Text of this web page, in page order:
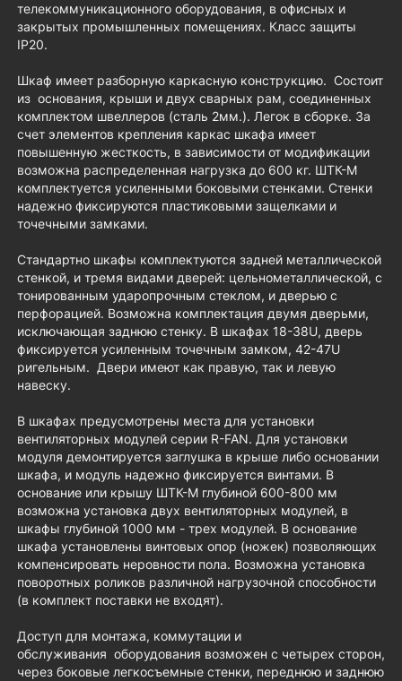
телекоммуникационного оборудования, в офисных и
закрытых промышленных помещениях. Класс защиты
IP20.
Шкаф имеет разборную каркасную конструкцию. Состоит
из основания, крыши и двух сварных рам, соединенных
комплектом швеллеров (сталь 2мм.). Легок в сборке. За
счет элементов крепления каркас шкафа имеет
повышенную жесткость, в зависимости от модификации
возможна распределенная нагрузка до 600 кг. ШТК-М
комплектуется усиленными боковыми стенками. Стенки
надежно фиксируются пластиковыми защелками и
точечными замками.
Стандартно шкафы комплектуются задней металлической
стенкой, и тремя видами дверей: цельнометаллической, с
тонированным ударопрочным стеклом, и дверью с
перфорацией. Возможна комплектация двумя дверьми,
исключающая заднюю стенку. В шкафах 18-38U, дверь
фиксируется усиленным точечным замком, 42-47U
ригельным. Двери имеют как правую, так и левую
навеску.
В шкафах предусмотрены места для установки
вентиляторных модулей серии R-FAN. Для установки
модуля демонтируется заглушка в крыше либо основании
шкафа, и модуль надежно фиксируется винтами. В
основание или крышу ШТК-М глубиной 600-800 мм
возможна установка двух вентиляторных модулей, в
шкафы глубиной 1000 мм - трех модулей. В основание
шкафа установлены винтовых опор (ножек) позволяющих
компенсировать неровности пола. Возможна установка
поворотных роликов различной нагрузочной способности
(в комплект поставки не входят).
Доступ для монтажа, коммутации и
обслуживания оборудования возможен с четырех сторон,
через боковые легкосъемные стенки, переднюю и заднюю